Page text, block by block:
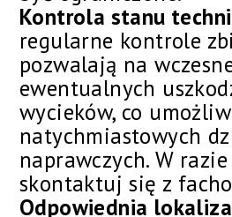
Kontrola stanu
regularne kontrole
pozwalają na
ewentualnych
wycieków, co
natychmiastowych
naprawczych. W
skontaktuj się z
Odpowiednia